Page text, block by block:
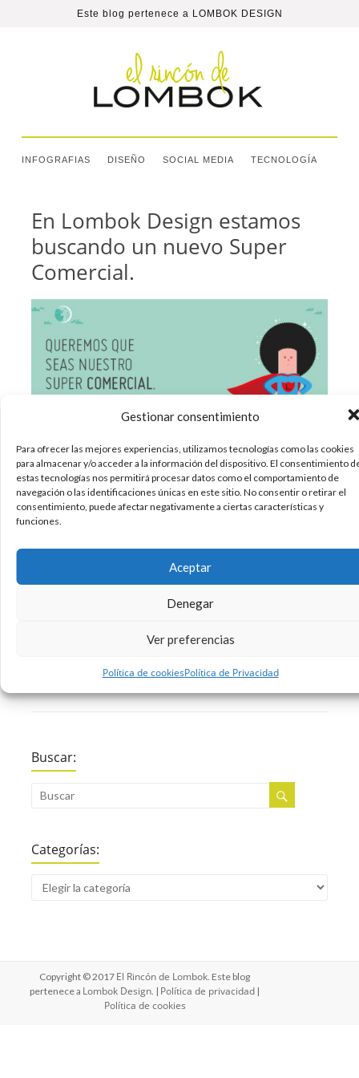
Gestionar consentimiento
Para ofrecer las mejores experiencias, utilizamos tecnologías como las cookies
para almacenar y/o acceder a la información del dispositivo. El consentimiento
estas tecnologías nos permitirá procesar datos como el comportamiento de
navegación o las identificaciones únicas en este sitio. No consentir o retirar el
consentimiento, puede afectar negativamente a ciertas características y
funciones.
Aceptar
Denegar
Ver preferencias
Política de cookiesPolítica de Privacidad
Este blog pertenece a LOMBOK DESIGN
INFOGRAFIAS DISEÑO SOCIAL MEDIA TECNOLOGÍA
En Lombok Design estamos
buscando un nuevo Super
Comercial.
Para todos aquellos a los que os gusta la
comunicación, hoy os traemos una buena
noticia… Buscamos a nuestro “Super Comercial”.
marketing, la publicidad, las nuevas tecnologías,
las redes sociales,… Somos un estudio de diseño
Diseño,Formación,
Sin comentarios
Leer más
Buscar:
Categorías:
Copyright © 2017 El Rincón de Lombok . Este blog
pertenece a Lombok Design . | Política de privacidad |
Política de cookies